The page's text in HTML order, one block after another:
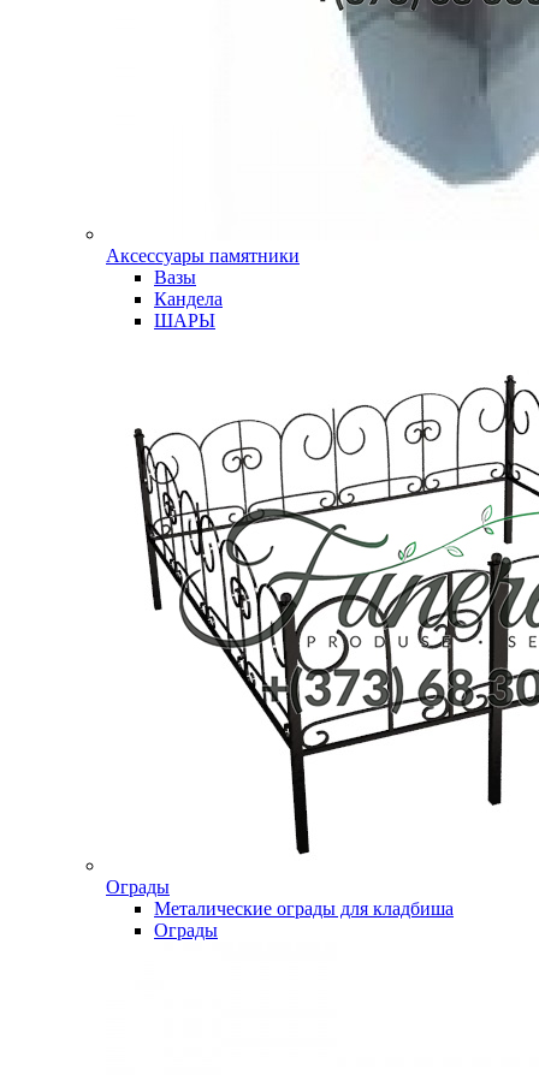
Аксессуары памятники
Вазы
Кандела
ШАРЫ
Ограды
Металические ограды для кладбиша
Ограды